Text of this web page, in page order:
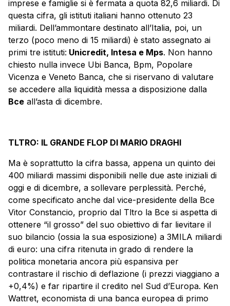
imprese e famiglie si è fermata a quota 82,6 miliardi. Di
questa cifra, gli istituti italiani hanno ottenuto 23
miliardi. Dell’ammontare destinato all’Italia, poi, un
terzo (poco meno di 15 miliardi) è stato assegnato ai
primi tre istituti: Unicredit, Intesa e Mps. Non hanno
chiesto nulla invece Ubi Banca, Bpm, Popolare
Vicenza e Veneto Banca, che si riservano di valutare
se accedere alla liquidità messa a disposizione dalla
Bce all’asta di dicembre.
TLTRO: IL GRANDE FLOP DI MARIO DRAGHI
Ma è soprattutto la cifra bassa, appena un quinto dei
400 miliardi massimi disponibili nelle due aste iniziali di
oggi e di dicembre, a sollevare perplessità. Perché,
come specificato anche dal vice-presidente della Bce
Vitor Constancio, proprio dal Tltro la Bce si aspetta di
ottenere “il grosso” del suo obiettivo di far lievitare il
suo bilancio (ossia la sua esposizione) a 3MILA miliardi
di euro: una cifra ritenuta in grado di rendere la
politica monetaria ancora più espansiva per
contrastare il rischio di deflazione (i prezzi viaggiano a
+0,4%) e far ripartire il credito nel Sud d’Europa. Ken
Wattret, economista di una banca europea di primo